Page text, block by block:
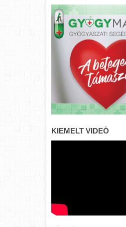
KIEMELT VIDEÓ